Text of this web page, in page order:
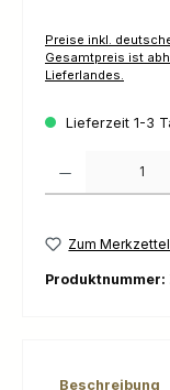
Preise inkl. deutscher MwSt zzgl.
Gesamtpreis ist
Lieferlandes.
Lieferzeit 1-3
Zum
Produktnummer:
Beschreibung